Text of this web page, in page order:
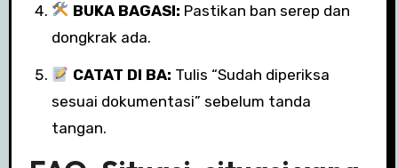
BUKA BAGASI: Pastikan ban serep dan
dongkrak ada.
CATAT DI BA: Tulis “Sudah diperiksa
sesuai dokumentasi” sebelum tanda
tangan.